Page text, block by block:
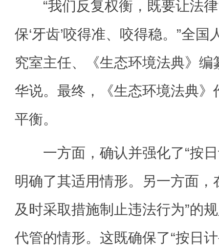
“我们反复权衡，既要让法律‘
保‘牙齿’咬得准、咬得稳。”全
究室主任、《生态环境法典》
华说。最终，《生态环境法典》
平衡。
一方面，确认并强化了“按日
明确了其适用情形。另一方面，
及时采取措施制止违法行为”的
代管的情形。这既确保了“按日